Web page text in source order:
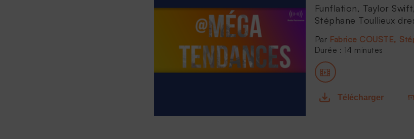
Funflation, Taylor
Stéphane Toullieux
Fabrice COUSTE
Durée : 14 minutes
Télécharger